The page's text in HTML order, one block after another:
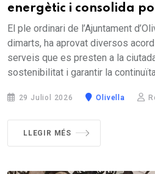
energètic i consolida
El ple ordinari de l’Ajuntament
dimarts, ha aprovat diversos
serveis que es presten a la
sostenibilitat i garantir la
29 Juliol 2026 Olivella
LLEGIR MÉS